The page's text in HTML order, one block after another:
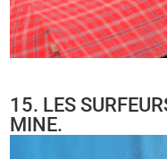
15. LES
MINE.